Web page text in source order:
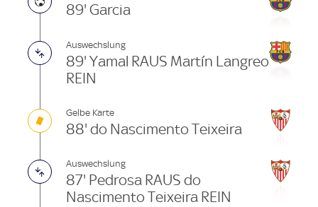
89' Garcia
Auswechslung
89' Yamal RAUS Martín Langreo
REIN
Gelbe Karte
88' do Nascimento Teixeira
Auswechslung
87' Pedrosa RAUS do
Nascimento Teixeira REIN